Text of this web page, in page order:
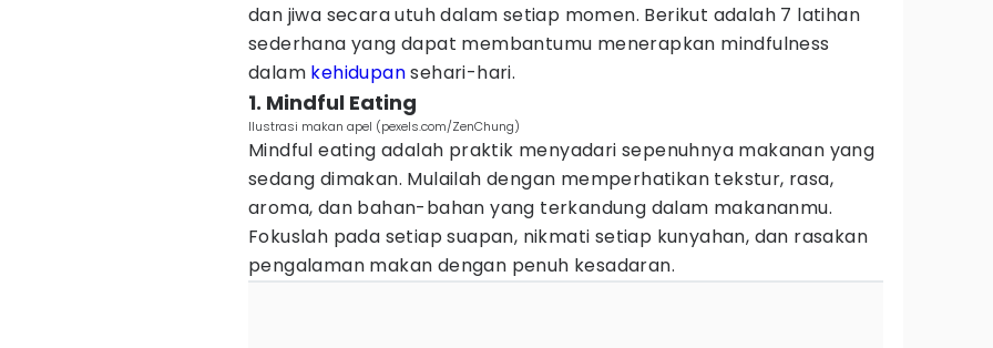
dan jiwa secara utuh dalam setiap momen. Berikut adalah 7 latihan
sederhana yang dapat membantumu menerapkan mindfulness
dalam kehidupansehari-hari.
1. Mindful Eating
Ilustrasi makan apel (pexels.com/ZenChung)
Mindful eating adalah praktik menyadari sepenuhnya makanan yang
sedang dimakan. Mulailah dengan memperhatikan tekstur, rasa,
aroma, dan bahan-bahan yang terkandung dalam makananmu.
Fokuslah pada setiap suapan, nikmati setiap kunyahan, dan rasakan
pengalaman makan dengan penuh kesadaran.